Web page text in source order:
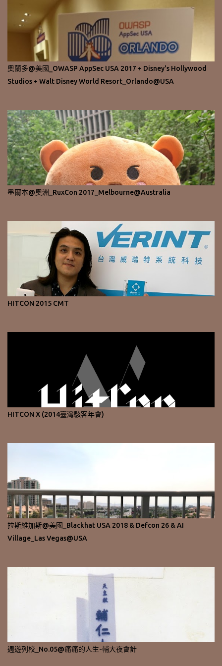
奧蘭多@美國_OWASP AppSec USA 2017 + Disney's Hollywood
Studios + Walt Disney World Resort_Orlando@USA
墨爾本@奧洲_RuxCon 2017_Melbourne@Australia
HITCON 2015 CMT
HITCON X (2014臺灣駭客年會)
拉斯維加斯@美國_Blackhat USA 2018 & Defcon 26 & AI
Village_Las Vegas@USA
週遊列校_No.05@痛痛的人生-輔大夜會計